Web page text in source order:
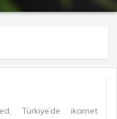
Türkiye’de ikamet